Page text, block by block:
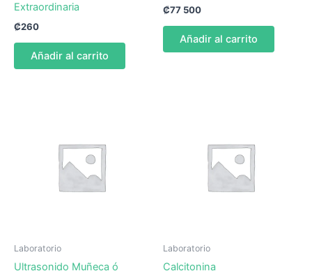
Extraordinaria
₡260
Añadir al carrito
₡77 500
Añadir al carrito
Laboratorio
Ultrasonido Muñeca ó
Laboratorio
Calcitonina